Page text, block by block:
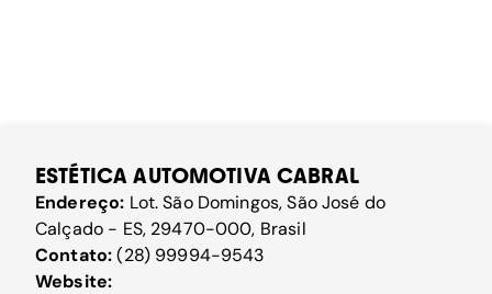
ESTÉTICA AUTOMOTIVA CABRAL
Endereço: Lot. São Domingos, São José do
Calçado - ES, 29470-000, Brasil
Contato:(28) 99994-9543
Website: